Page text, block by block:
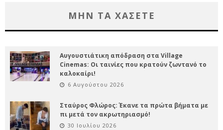
ΜΗΝ ΤΑ ΧΑΣΕΤΕ
Αυγουστιάτικη απόδραση στα Village
Cinemas: Οι ταινίες που κρατούν ζωντανό το
καλοκαίρι!
6 Αυγούστου 2026
Σταύρος Φλώρος: Έκανε τα πρώτα βήματα με
πι μετά τον ακρωτηριασμό!
30 Ιουλίου 2026